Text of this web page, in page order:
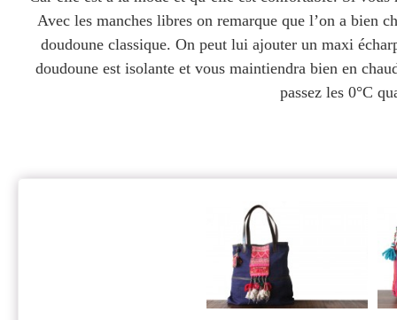
Avec les manches libres on remarque que l’on a bien
doudoune classique. On peut lui ajouter un maxi
doudoune est isolante et vous maintiendra bien en
passez les 0°C